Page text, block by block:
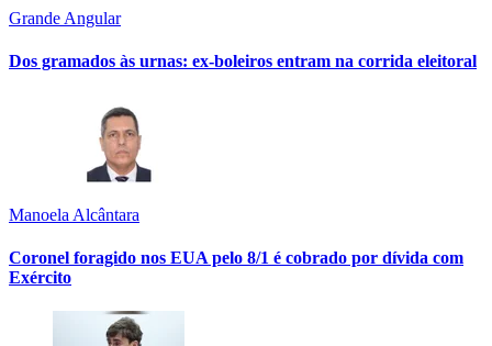
Grande Angular
Dos gramados às urnas: ex-boleiros entram na corrida eleitoral
Manoela Alcântara
Coronel foragido nos EUA pelo 8/1 é cobrado por dívida com
Exército